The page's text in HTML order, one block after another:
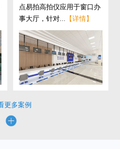
点易拍高拍仪应用于窗口办
事大厅，针对... 【详情】
更多案例